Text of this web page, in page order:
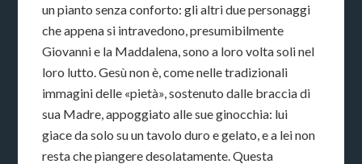
un pianto senza conforto: gli altri due personaggi
che appena si intravedono, presumibilmente
Giovanni e la Maddalena, sono a loro volta soli nel
loro lutto. Gesù non è, come nelle tradizionali
immagini delle «pietà», sostenuto dalle braccia di
sua Madre, appoggiato alle sue ginocchia: lui
giace da solo su un tavolo duro e gelato, e a lei non
resta che piangere desolatamente. Questa